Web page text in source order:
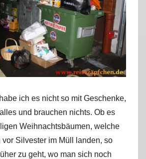
s
ich es nicht so mit Geschenke,
und brauchen nichts. Ob es
Weihnachtsbäumen, welche
vor Silvester im Müll landen, so
zu geht, wo man sich noch